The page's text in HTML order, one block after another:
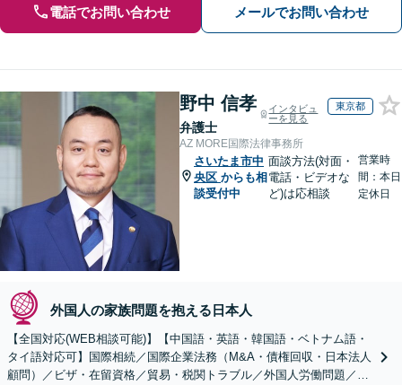
電話でお問い合わせ メールでお問い合わせ
野中 信孝
弁護士
インタビュ
ーを見る
東京都
AZ MORE国際法律事務所
さいたま市中
央区 からも相
談受付中
面談方法(対面・
電話・ビデオな
ど)は応相談
営業時
間：本日
定休日
外国人の家族問題を抱える日本人
【全国対応(WEB相談可能)】【中国語・英語・韓国語・ベトナム語・
タイ語対応可】国際相続／国際企業法務（M&A・債権回収・日本法人
顧問）／ビザ・在留資格／貿易・税関トラブル／外国人労働問題／外